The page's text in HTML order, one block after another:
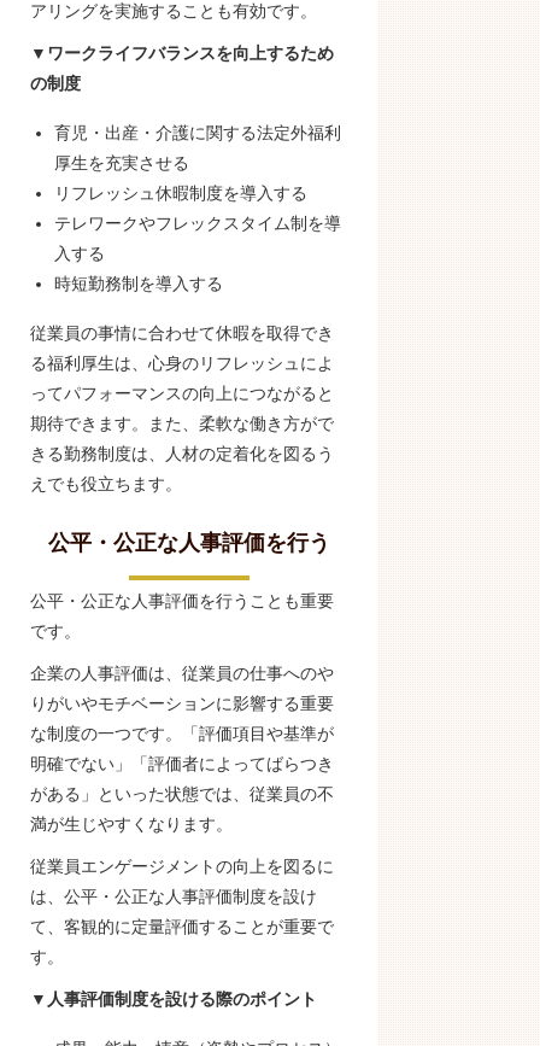
アリングを実施することも有効です。
▼ワークライフバランスを向上するため
の制度
育児・出産・介護に関する法定外福利
厚生を充実させる
リフレッシュ休暇制度を導入する
テレワークやフレックスタイム制を導
入する
時短勤務制を導入する
従業員の事情に合わせて休暇を取得でき
る福利厚生は、心身のリフレッシュによ
ってパフォーマンスの向上につながると
期待できます。また、柔軟な働き方がで
きる勤務制度は、人材の定着化を図るう
えでも役立ちます。
公平・公正な人事評価を行う
公平・公正な人事評価を行うことも重要
です。
企業の人事評価は、従業員の仕事へのや
りがいやモチベーションに影響する重要
な制度の一つです。「評価項目や基準が
明確でない」「評価者によってばらつき
がある」といった状態では、従業員の不
満が生じやすくなります。
従業員エンゲージメントの向上を図るに
は、公平・公正な人事評価制度を設け
て、客観的に定量評価することが重要で
す。
▼人事評価制度を設ける際のポイント